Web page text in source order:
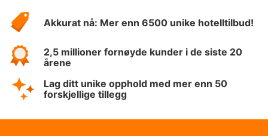
Hotelspecials
Akkurat nå: Mer enn 6500 unike hotelltilbud!
2,5 millioner fornøyde kunder i de siste 20
årene
Lag ditt unike opphold med mer enn 50
forskjellige tillegg